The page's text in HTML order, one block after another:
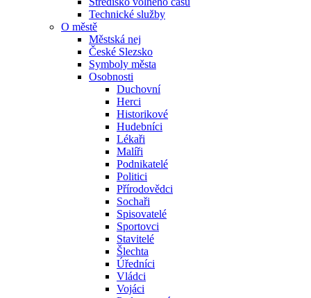
Technické služby
O městě
Městská nej
České Slezsko
Symboly města
Osobnosti
Duchovní
Herci
Historikové
Hudebníci
Lékaři
Malíři
Podnikatelé
Politici
Přírodovědci
Sochaři
Spisovatelé
Sportovci
Stavitelé
Šlechta
Úředníci
Vládci
Vojáci